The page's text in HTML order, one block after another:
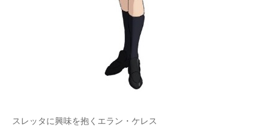
スレッタに興味を抱くエラン・ケレス